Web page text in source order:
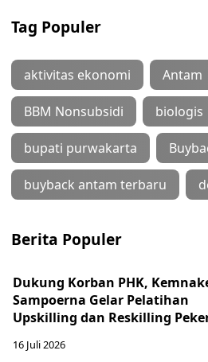
Tag Populer
aktivitas ekonomi Antam
BBM Nonsubsidi biologis
bupati purwakarta
buyback antam terbaru
Berita Populer
Dukung Korban PHK,
Sampoerna Gelar Pelatihan
Upskilling dan Reskilling
16 Juli 2026